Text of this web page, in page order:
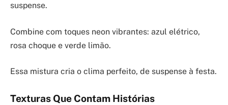
suspense.
Combine com toques neon vibrantes: azul elétrico,
rosa choque e verde limão.
Essa mistura cria o clima perfeito, de suspense à festa.
Texturas Que Contam Histórias